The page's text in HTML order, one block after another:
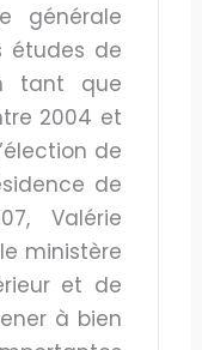
générale
études de
tant que
2004 et
de
de
Valérie
ministère
et de
à bien